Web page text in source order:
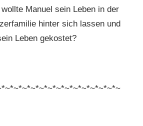
Manuel sein Leben in der
hinter sich lassen und
Leben gekostet?